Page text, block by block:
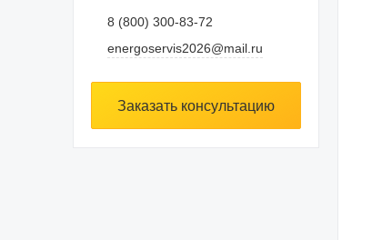
8 (800) 300-83-72
energoservis2026@mail.ru
Заказать консультацию